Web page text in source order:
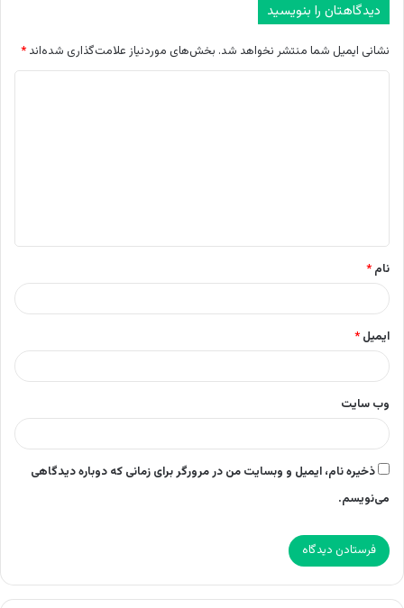
دیدگاهتان را بنویسید
نشانی ایمیل شما منتشر نخواهد شد. بخش‌های موردنیاز علامت‌گذاری شده‌اند *
*
نام *
ایمیل *
وب‌ سایت
ذخیره نام، ایمیل و وبسایت من در مرورگر برای زمانی که دوباره دیدگاهی
می‌نویسم.